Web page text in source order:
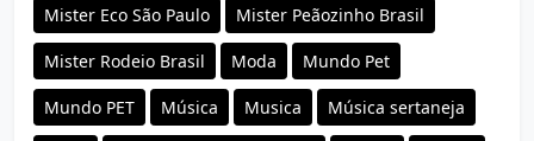
Mister Eco São Paulo Mister Peãozinho Brasil
Mister Rodeio Brasil Moda Mundo Pet
Mundo PET Música Musica Música sertaneja